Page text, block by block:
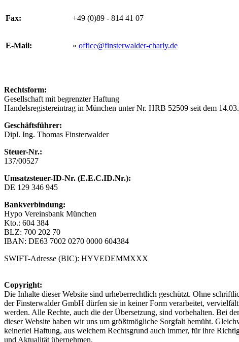
Fax: +49 (0)89 - 814 41 07
E-Mail: » office@finsterwalder-charly.de
Rechtsform:
Gesellschaft mit begrenzter Haftung
Handelsregistereintrag in München unter Nr. HRB 52509 seit dem
Geschäftsführer:
Dipl. Ing. Thomas Finsterwalder
Steuer-Nr.:
137/00527
Umsatzsteuer-ID-Nr. (E.E.C.ID.Nr.):
DE 129 346 945
Bankverbindung:
Hypo Vereinsbank München
Kto.: 604 384
BLZ: 700 202 70
IBAN: DE63 7002 0270 0000 604384
SWIFT-Adresse (BIC): HYVEDEMMXXX
Copyright:
Die Inhalte dieser Website sind urheberrechtlich geschützt. Ohne
der Finsterwalder GmbH dürfen sie in keiner Form verarbeitet,
werden. Alle Rechte, auch die der Übersetzung, sind vorbehalten. Bei
dieser Website haben wir uns um größtmögliche Sorgfalt bemüht.
keinerlei Haftung, aus welchem Rechtsgrund auch immer, für ihre
und Aktualität übernehmen.